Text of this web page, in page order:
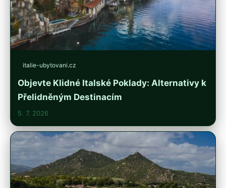
italie-ubytovani.cz
Objevte Klidné Italské Poklady: Alternativy k
Přelidněným Destinacím
5. 7. 2026